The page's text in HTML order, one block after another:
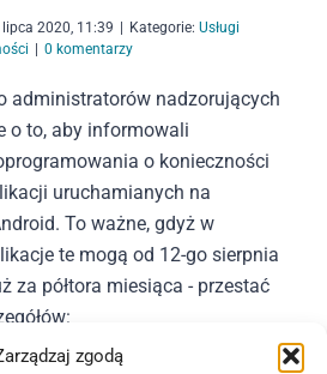
zgodą
lipca 2020, 11:39 | Kategorie: Usługi
| 0 komentarzy
administratorów nadzorujących
o to, aby informowali
o konieczności
uruchamianych na
To ważne, gdyż w
te mogą od 12-go sierpnia
za półtora miesiąca - przestać
news/Wazna-